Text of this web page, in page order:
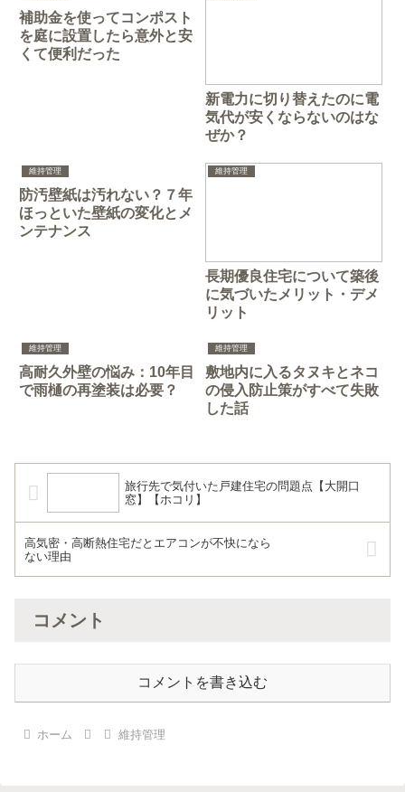
補助金を使ってコンポスト
を庭に設置したら意外と安
くて便利だった
新電力に切り替えたのに電
気代が安くならないのはな
ぜか？
維持管理
防汚壁紙は汚れない？７年
ほっといた壁紙の変化とメ
ンテナンス
維持管理
長期優良住宅について築後
に気づいたメリット・デメ
リット
維持管理
高耐久外壁の悩み：10年目
で雨樋の再塗装は必要？
維持管理
敷地内に入るタヌキとネコ
の侵入防止策がすべて失敗
した話
旅行先で気付いた戸建住宅の問題点【大開口
窓】【ホコリ】
高気密・高断熱住宅だとエアコンが不快になら
ない理由
コメント
コメントを書き込む
ホーム 維持管理